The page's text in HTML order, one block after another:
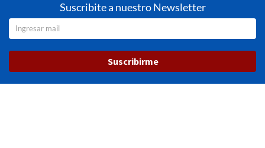
Suscribite a nuestro Newsletter
Suscribirme